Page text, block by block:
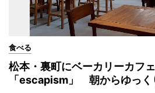
食べる
松本・裏町にベーカリーカフ
「escapism」 朝からゆっく